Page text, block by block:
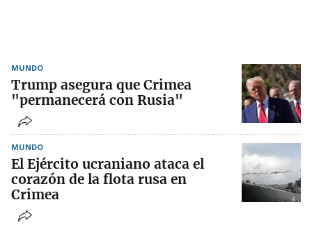
MUNDO
Trump asegura que Crimea
"permanecerá con Rusia"
MUNDO
El Ejército ucraniano ataca el
corazón de la flota rusa en
Crimea